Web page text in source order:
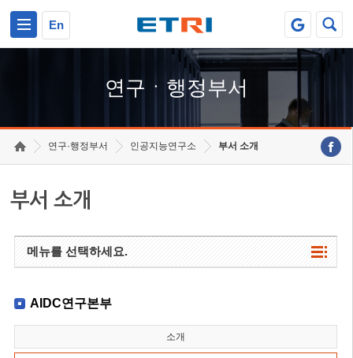
En
연구ㆍ행정부서
연구·행정부서 인공지능연구소 부서 소개
부서 소개
메뉴를 선택하세요.
AIDC연구본부
소개